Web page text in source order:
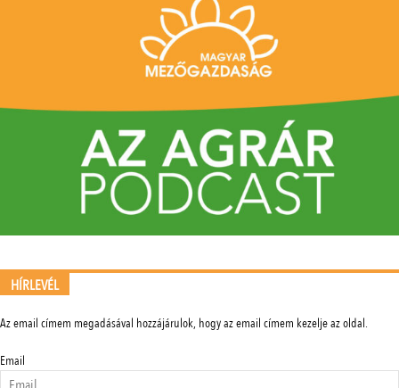
HÍRLEVÉL
Az email címem megadásával hozzájárulok, hogy az email címem kezelje az oldal.
Email